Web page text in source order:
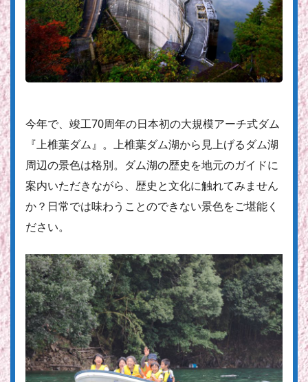
今年で、竣工70周年の日本初の大規模アーチ式ダム
『上椎葉ダム』。上椎葉ダム湖から見上げるダム湖
周辺の景色は格別。ダム湖の歴史を地元のガイドに
案内いただきながら、歴史と文化に触れてみません
か？日常では味わうことのできない景色をご堪能く
ださい。